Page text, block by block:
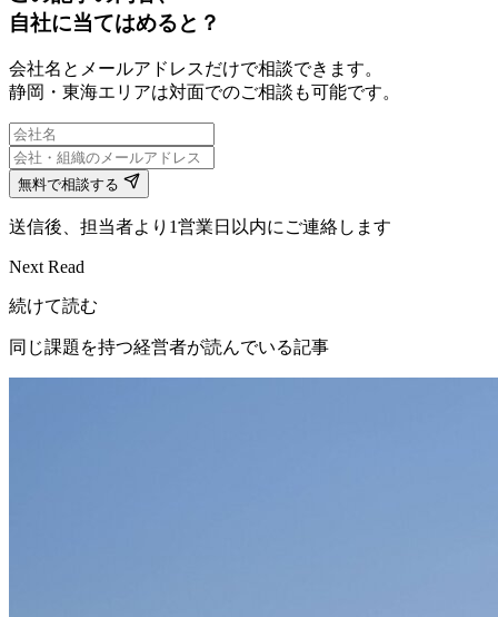
自社に当てはめると？
会社名とメールアドレスだけで相談できます。
静岡・東海エリアは対面でのご相談も可能です。
無料で相談する
送信後、担当者より1営業日以内にご連絡します
Next Read
続けて読む
同じ課題を持つ経営者が読んでいる記事